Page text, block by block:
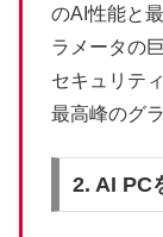
のAI性能と
ラメータの
セキュリテ
最高峰のグ
2. AI PC